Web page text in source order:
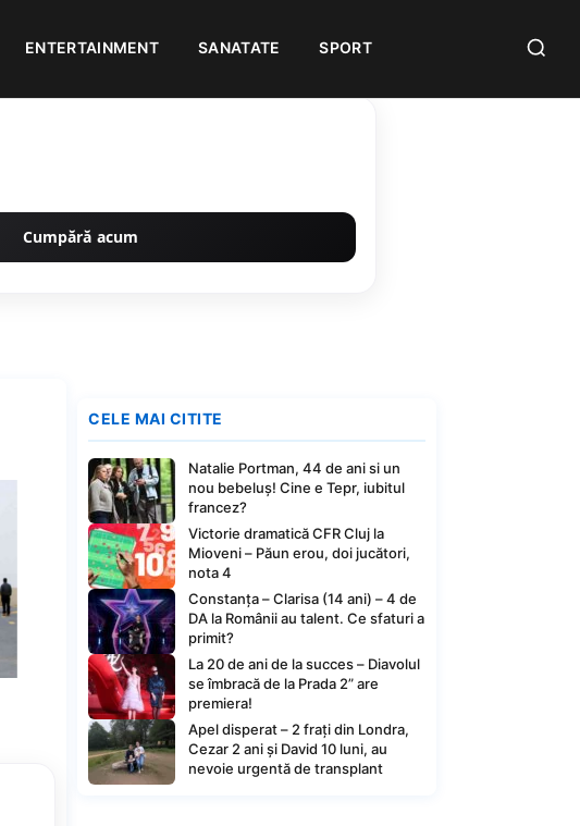
ENTERTAINMENT SANATATE SPORT
Cumpără acum
CELE MAI CITITE
Natalie Portman, 44 de ani si un
nou bebeluș! Cine e Tepr, iubitul
francez?
Victorie dramatică CFR Cluj la
Mioveni – Păun erou, doi jucători,
nota 4
Constanța – Clarisa (14 ani) – 4 de
DA la Românii au talent. Ce sfaturi a
primit?
La 20 de ani de la succes – Diavolul
se îmbracă de la Prada 2” are
premiera!
Apel disperat – 2 frați din Londra,
Cezar 2 ani și David 10 luni, au
nevoie urgentă de transplant